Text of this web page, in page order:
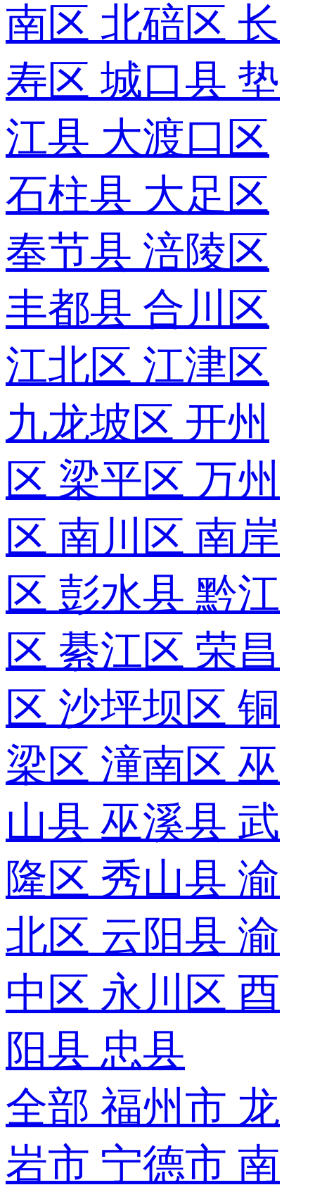
南区 北碚区 长
寿区 城口县 垫
江县 大渡口区
石柱县 大足区
奉节县 涪陵区
丰都县 合川区
江北区 江津区
九龙坡区 开州
区 梁平区 万州
区 南川区 南岸
区 彭水县 黔江
区 綦江区 荣昌
区 沙坪坝区 铜
梁区 潼南区 巫
山县 巫溪县 武
隆区 秀山县 渝
北区 云阳县 渝
中区 永川区 酉
阳县 忠县
全部 福州市 龙
岩市 宁德市 南